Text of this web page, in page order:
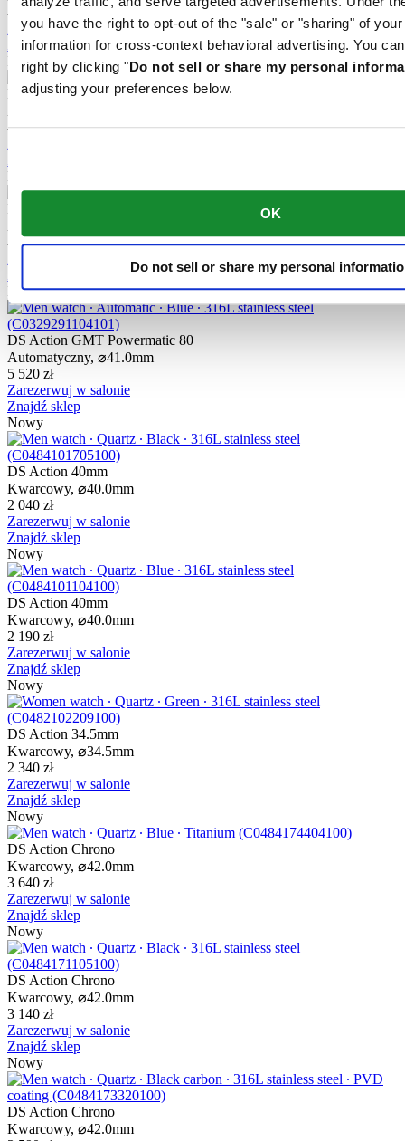
you have the right to opt-out of the "sale" or "sharing" of
information for cross-context behavioral advertising. You
right by clicking "Do not sell or share my personal
adjusting your preferences below.
OK
Do not sell or share my personal
4 790 zł
Zarezerwuj w salonie
Znajdź sklep
Nowy
DS Action Diver 38mm Titanium
4 790 zł
Nowy
DS Action Diver 38mm Titanium
4 790 zł
Nowy
DS Action GMT Powermatic 80
Automatyczny, ⌀41.0mm
5 520 zł
Zarezerwuj w salonie
Znajdź sklep
Nowy
DS Action 40mm
Kwarcowy, ⌀40.0mm
2 040 zł
Zarezerwuj w salonie
Znajdź sklep
Nowy
DS Action 40mm
Kwarcowy, ⌀40.0mm
2 190 zł
Zarezerwuj w salonie
Znajdź sklep
Nowy
DS Action 34.5mm
Kwarcowy, ⌀34.5mm
2 340 zł
Zarezerwuj w salonie
Znajdź sklep
Nowy
DS Action Chrono
Kwarcowy, ⌀42.0mm
3 640 zł
Zarezerwuj w salonie
Znajdź sklep
Nowy
DS Action Chrono
Kwarcowy, ⌀42.0mm
3 140 zł
Zarezerwuj w salonie
Znajdź sklep
Nowy
DS Action Chrono
Kwarcowy, ⌀42.0mm